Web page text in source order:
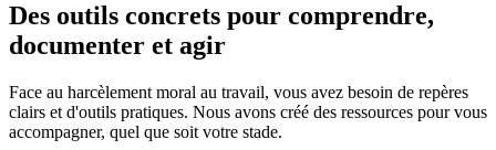
Des outils concrets pour comprendre,
documenter et agir
Face au harcèlement moral au travail, vous avez besoin de repères
clairs et d'outils pratiques. Nous avons créé des ressources pour vous
accompagner, quel que soit votre stade.